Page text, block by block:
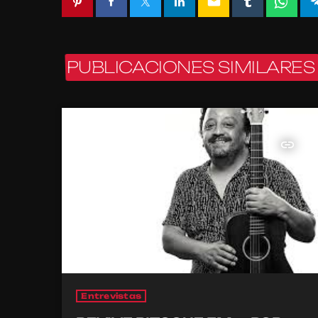
PUBLICACIONES SIMILARES
insert_link
Entrevistas